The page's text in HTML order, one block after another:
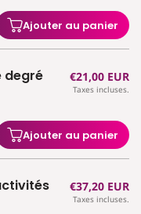
Ajouter au panier
degré
Prix
habituel
€21,00 EUR
Taxes incluses.
Ajouter au panier
Prix
habituel
€37,20 EUR
Taxes incluses.